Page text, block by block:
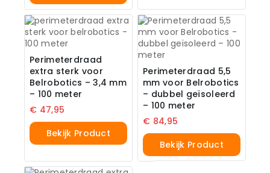
Perimeterdraad
extra sterk voor
Belrobotics – 3,4 mm
– 100 meter
€ 47,95
Bekijk Product
Perimeterdraad 5,5
mm voor Belrobotics
– dubbel geïsoleerd
– 100 meter
€ 84,95
Bekijk Product